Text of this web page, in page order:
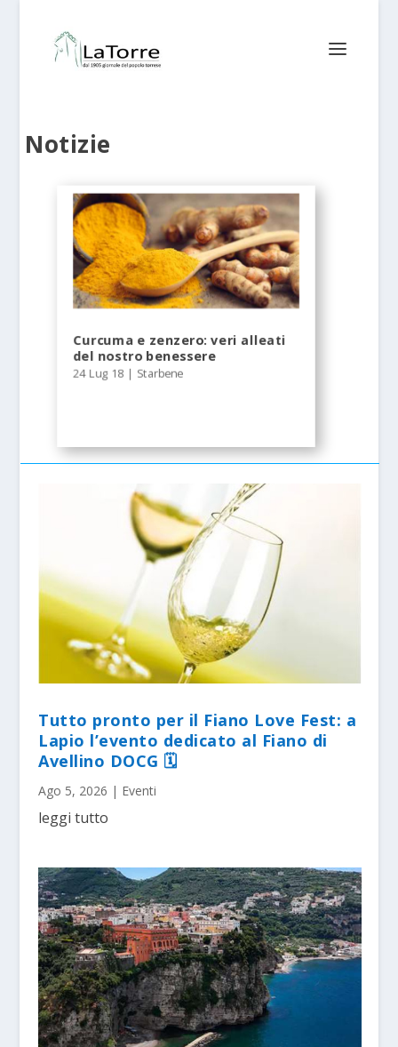
Notizie
Curcuma e zenzero: veri alleati
del nostro benessere
24 Lug 18 | Starbene
Tutto pronto per il Fiano Love Fest: a
Lapio l’evento dedicato al Fiano di
Avellino DOCG 🗓
Ago 5, 2026 | Eventi
leggi tutto